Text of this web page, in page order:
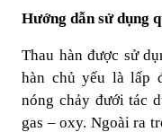
Hướng dẫn sử dụng
Thau hàn được sử
hàn chủ yếu là lấp
nóng chảy đưới tác
gas – oxy. Ngoài ra